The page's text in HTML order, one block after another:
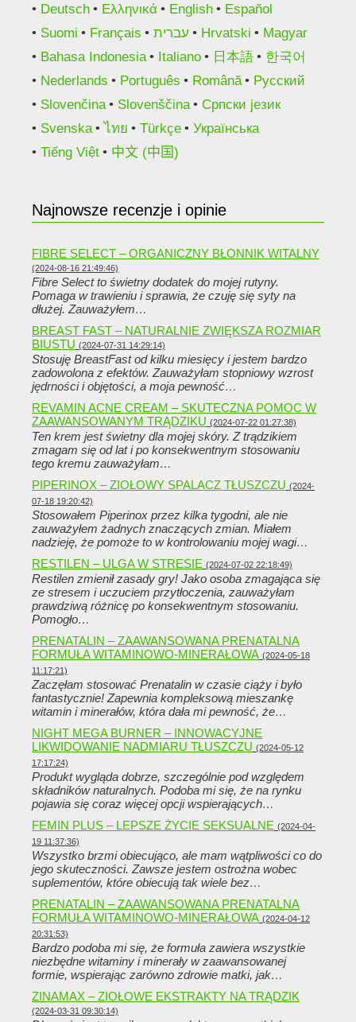
Deutsch
Ελληνικά English
Español
Suomi
Français עברית Hrvatski
Magyar
Bahasa Indonesia
Italiano 日本語
한국어
Nederlands
Português Română
Русский
Slovenčina
Slovenščina
Српски језик
Svenska
ไทย Türkçe
Українська
Tiếng Việt
中文 (中国)
Najnowsze recenzje i opinie
FIBRE SELECT – ORGANICZNY BŁONNIK WITALNY
(2024-08-16 21:49:46)
Fibre Select to świetny dodatek do mojej rutyny.
Pomaga w trawieniu i sprawia, że ​​czuję się syty na
dłużej. Zauważyłem…
BREAST FAST – NATURALNIE ZWIĘKSZA ROZMIAR
BIUSTU (2024-07-31 14:29:14)
Stosuję BreastFast od kilku miesięcy i jestem bardzo
zadowolona z efektów. Zauważyłam stopniowy wzrost
jędrności i objętości, a moja pewność…
REVAMIN ACNE CREAM – SKUTECZNA POMOC W
ZAAWANSOWANYM TRĄDZIKU (2024-07-22 01:27:38)
Ten krem ​​jest świetny dla mojej skóry. Z trądzikiem
zmagam się od lat i po konsekwentnym stosowaniu
tego kremu zauważyłam…
PIPERINOX – ZIOŁOWY SPALACZ TŁUSZCZU (2024-
07-18 19:20:42)
Stosowałem Piperinox przez kilka tygodni, ale nie
zauważyłem żadnych znaczących zmian. Miałem
nadzieję, że pomoże to w kontrolowaniu mojej wagi…
RESTILEN – ULGA W STRESIE (2024-07-02 22:18:49)
Restilen zmienił zasady gry! Jako osoba zmagająca się
ze stresem i uczuciem przytłoczenia, zauważyłam
prawdziwą różnicę po konsekwentnym stosowaniu.
Pomogło…
PRENATALIN – ZAAWANSOWANA PRENATALNA
FORMUŁA WITAMINOWO-MINERAŁOWA (2024-05-18
11:17:21)
Zaczęłam stosować Prenatalin w czasie ciąży i było
fantastycznie! Zapewnia kompleksową mieszankę
witamin i minerałów, która dała mi pewność, że…
NIGHT MEGA BURNER – INNOWACYJNE
LIKWIDOWANIE NADMIARU TŁUSZCZU (2024-05-12
17:17:24)
Produkt wygląda dobrze, szczególnie pod względem
składników naturalnych. Podoba mi się, że na rynku
pojawia się coraz więcej opcji wspierających…
FEMIN PLUS – LEPSZE ŻYCIE SEKSUALNE (2024-04-
19 11:37:36)
Wszystko brzmi obiecująco, ale mam wątpliwości co do
jego skuteczności. Zawsze jestem ostrożna wobec
suplementów, które obiecują tak wiele bez…
PRENATALIN – ZAAWANSOWANA PRENATALNA
FORMUŁA WITAMINOWO-MINERAŁOWA (2024-04-12
20:31:53)
Bardzo podoba mi się, że formuła zawiera wszystkie
niezbędne witaminy i minerały w zaawansowanej
formie, wspierając zarówno zdrowie matki, jak…
ZINAMAX – ZIOŁOWE EKSTRAKTY NA TRĄDZIK
(2024-03-31 09:30:14)